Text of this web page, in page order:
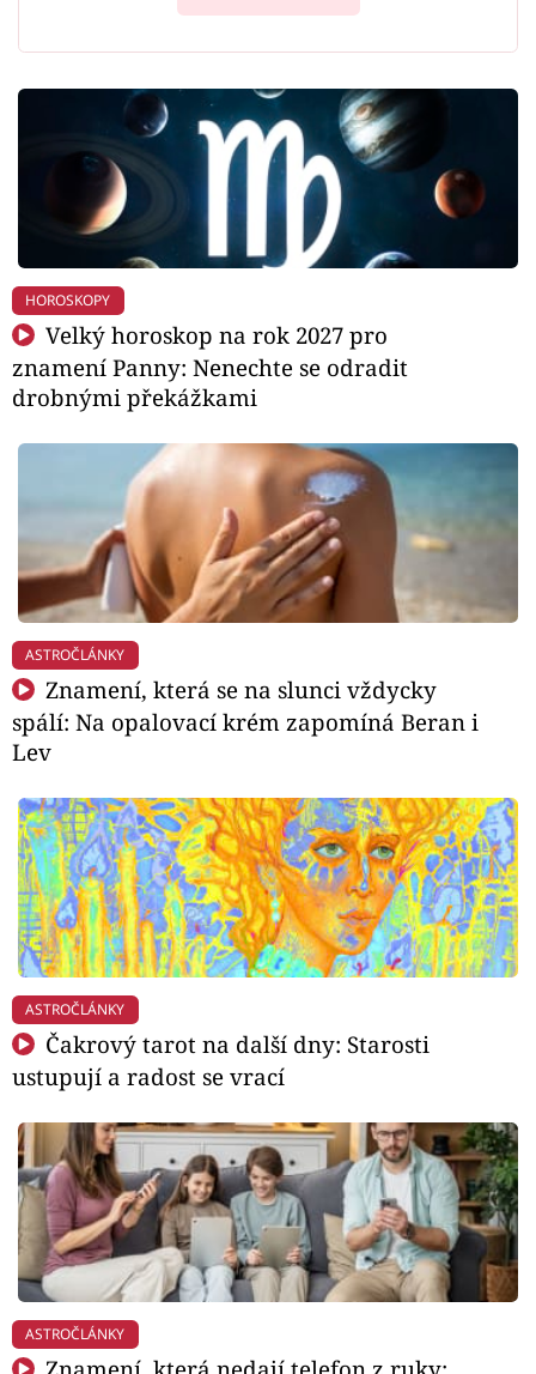
HOROSKOPY
Velký horoskop na rok 2027 pro
znamení Panny: Nenechte se odradit
drobnými překážkami
ASTROČLÁNKY
Znamení, která se na slunci vždycky
spálí: Na opalovací krém zapomíná Beran i
Lev
ASTROČLÁNKY
Čakrový tarot na další dny: Starosti
ustupují a radost se vrací
ASTROČLÁNKY